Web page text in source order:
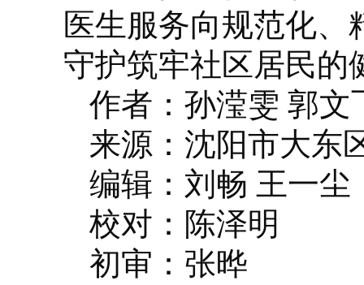
医生服务向规范化
守护筑牢社区居民的
作者：孙滢雯 郭文
来源：沈阳市大东
编辑：刘畅 王一尘
校对：陈泽明
初审：张晔